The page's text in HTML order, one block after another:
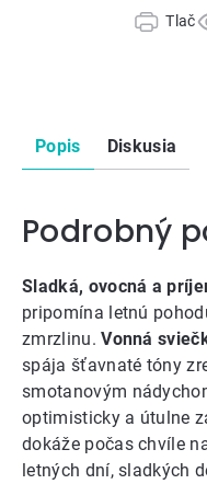
Tlač
Popis Diskusia
Podrobný
Sladká, ovocná a
pripomína letnú
zmrzlinu.Vonná
spája šťavnaté tóny
smotanovým
optimisticky a útulne
dokáže počas chvíle
letných dní, sladkých